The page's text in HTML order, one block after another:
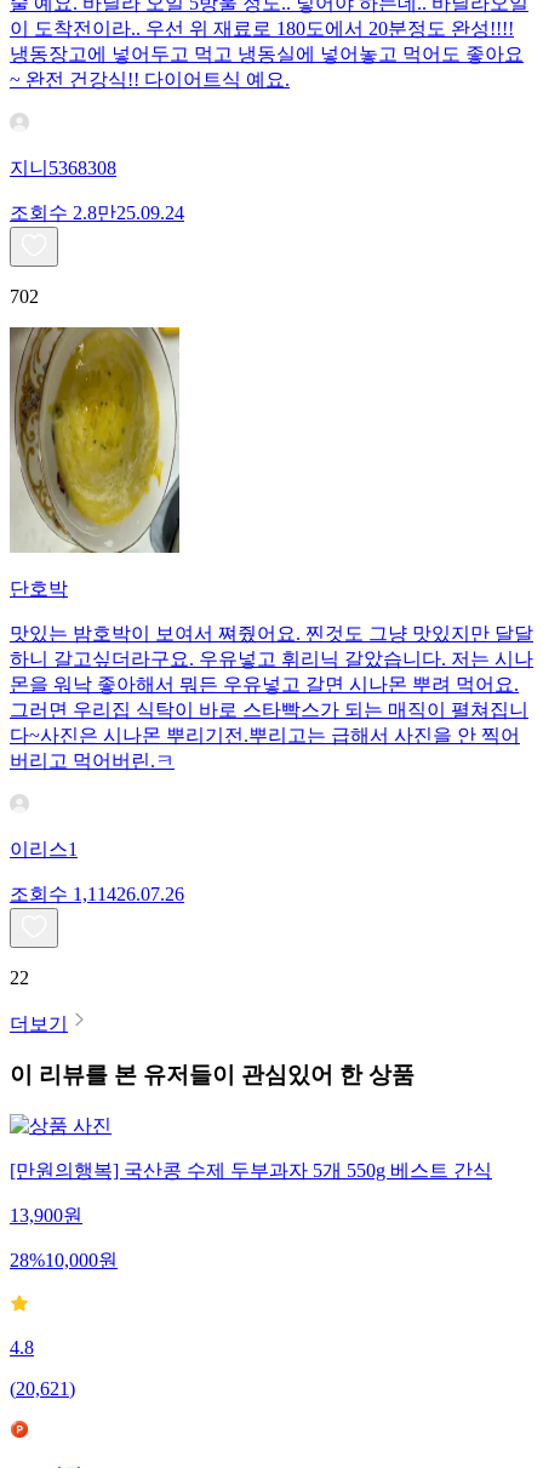
이 도착전이라.. 우선 위 재료로 180도에서 20분정도 완성!!!!
냉동장고에 넣어두고 먹고 냉동실에 넣어놓고 먹어도 좋아요
~ 완전 건강식!! 다이어트식 예요.
지니5368308
조회수 2.8만25.09.24
702
단호박
맛있는 밤호박이 보여서 쪄줬어요. 찐것도 그냥 맛있지만 달달
하니 갈고싶더라구요. 우유넣고 휘리닉 갈았습니다. 저는 시나
몬을 워낙 좋아해서 뭐든 우유넣고 갈면 시나몬 뿌려 먹어요.
그러면 우리집 식탁이 바로 스타빡스가 되는 매직이 펼쳐집니
다~사진은 시나몬 뿌리기전.뿌리고는 급해서 사진을 안 찍어
버리고 먹어버린.ㅋ
이리스1
조회수 1,11426.07.26
22
더보기
이 리뷰를 본 유저들이 관심있어 한 상품
[만원의행복] 국산콩 수제 두부과자 5개 550g 베스트 간식
13,900원
28%10,000원
4.8
(20,621)